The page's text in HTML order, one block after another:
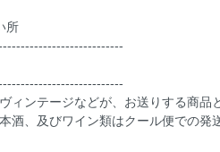
所
ィンテージなどが、お送りする商品
酒、及びワイン類はクール便での発